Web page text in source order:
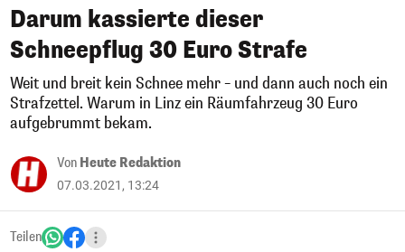
Darum kassierte dieser
Schneepflug 30 Euro Strafe
Weit und breit kein Schnee mehr – und dann auch noch ein
Strafzettel. Warum in Linz ein Räumfahrzeug 30 Euro
aufgebrummt bekam.
Von Heute Redaktion
07.03.2021, 13:24
Teilen